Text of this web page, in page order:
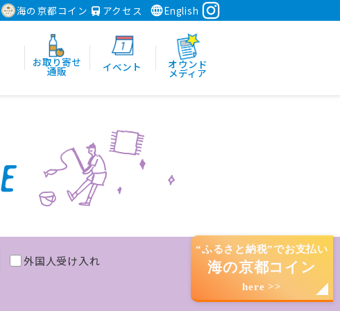
海の京都コイン アクセス English
お取り寄せ
通販 イベント オウンド
メディア
“ふるさと納税”でお支払い
海の京都コイン
here >>
外国人受け入れ